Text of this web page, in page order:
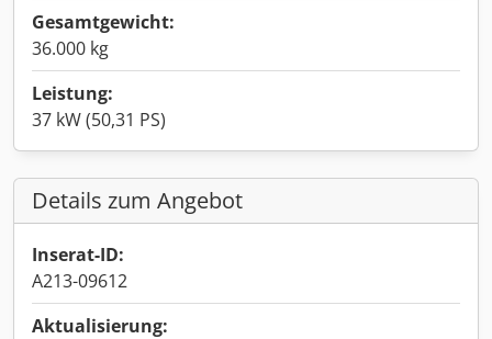
Gesamtgewicht:
36.000 kg
Leistung:
37 kW (50,31 PS)
Details zum Angebot
Inserat-ID:
A213-09612
Aktualisierung: